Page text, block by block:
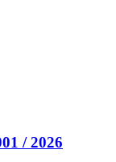
/ 2026